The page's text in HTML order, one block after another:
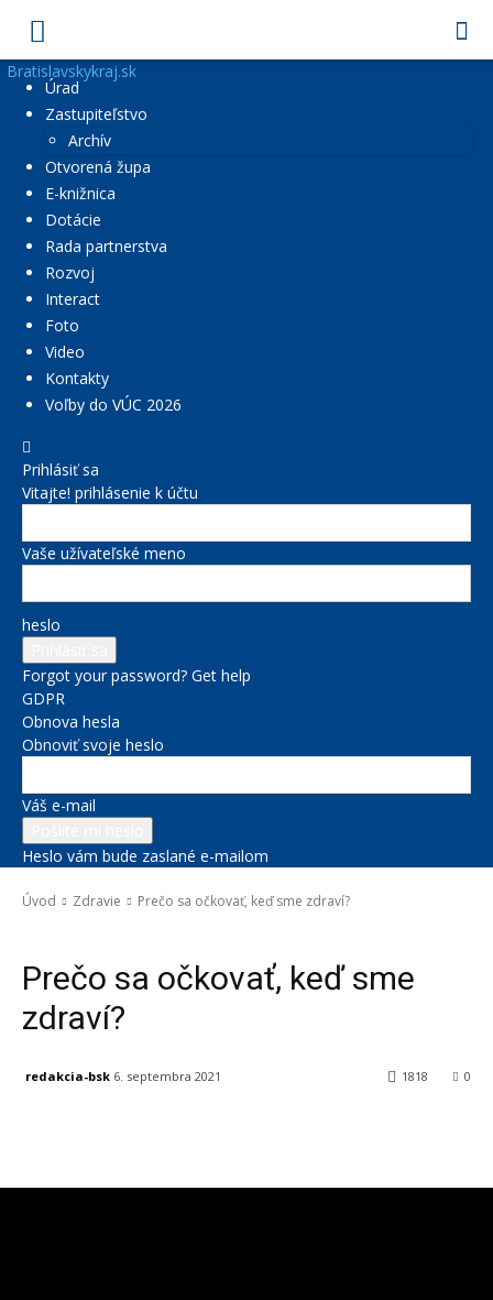
Bratislavskykraj.sk
Úrad
Zastupiteľstvo
Archív
Otvorená župa
E-knižnica
Dotácie
Rada partnerstva
Rozvoj
Interact
Foto
Video
Kontakty
Voľby do VÚC 2026
Prihlásiť sa
Vitajte! prihlásenie k účtu
Vaše užívateľské meno
heslo
Forgot your password? Get help
GDPR
Obnova hesla
Obnoviť svoje heslo
Váš e-mail
Heslo vám bude zaslané e-mailom
Úvod Zdravie Prečo sa očkovať, keď sme zdraví?
Prečo sa očkovať, keď sme
zdraví?
redakcia-bsk 6. septembra 2021 0
1818